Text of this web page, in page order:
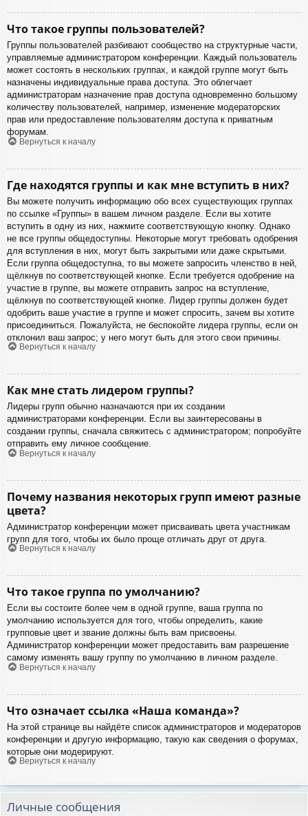
Что такое группы пользователей?
Группы пользователей разбивают сообщество на структурные части,
управляемые администратором конференции. Каждый пользователь
может состоять в нескольких группах, и каждой группе могут быть
назначены индивидуальные права доступа. Это облегчает
администраторам назначение прав доступа одновременно большому
количеству пользователей, например, изменение модераторских
прав или предоставление пользователям доступа к приватным
форумам.
Вернуться к началу
Где находятся группы и как мне вступить в них?
Вы можете получить информацию обо всех существующих группах
по ссылке «Группы» в вашем личном разделе. Если вы хотите
вступить в одну из них, нажмите соответствующую кнопку. Однако
не все группы общедоступны. Некоторые могут требовать одобрения
для вступления в них, могут быть закрытыми или даже скрытыми.
Если группа общедоступна, то вы можете запросить членство в ней,
щёлкнув по соответствующей кнопке. Если требуется одобрение на
участие в группе, вы можете отправить запрос на вступление,
щёлкнув по соответствующей кнопке. Лидер группы должен будет
одобрить ваше участие в группе и может спросить, зачем вы хотите
присоединиться. Пожалуйста, не беспокойте лидера группы, если он
отклонил ваш запрос; у него могут быть для этого свои причины.
Вернуться к началу
Как мне стать лидером группы?
Лидеры групп обычно назначаются при их создании
администраторами конференции. Если вы заинтересованы в
создании группы, сначала свяжитесь с администратором; попробуйте
отправить ему личное сообщение.
Вернуться к началу
Почему названия некоторых групп имеют разные
цвета?
Администратор конференции может присваивать цвета участникам
групп для того, чтобы их было проще отличать друг от друга.
Вернуться к началу
Что такое группа по умолчанию?
Если вы состоите более чем в одной группе, ваша группа по
умолчанию используется для того, чтобы определить, какие
групповые цвет и звание должны быть вам присвоены.
Администратор конференции может предоставить вам разрешение
самому изменять вашу группу по умолчанию в личном разделе.
Вернуться к началу
Что означает ссылка «Наша команда»?
На этой странице вы найдёте список администраторов и модераторов
конференции и другую информацию, такую как сведения о форумах,
которые они модерируют.
Вернуться к началу
Личные сообщения